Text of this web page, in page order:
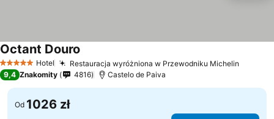
5 KategoriaHotel Restauracja wyróżniona w Przewodniku Michelin
Octant Douro
9,4 Znakomity 4816 Castelo de Paiva
Od 1026 zł